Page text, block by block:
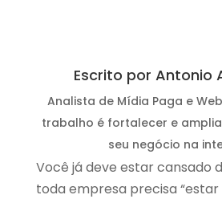
Escrito por Antonio
Analista de Mídia Paga e
trabalho é fortalecer e
seu negócio na
Você já deve estar cansado
toda empresa precisa “estar